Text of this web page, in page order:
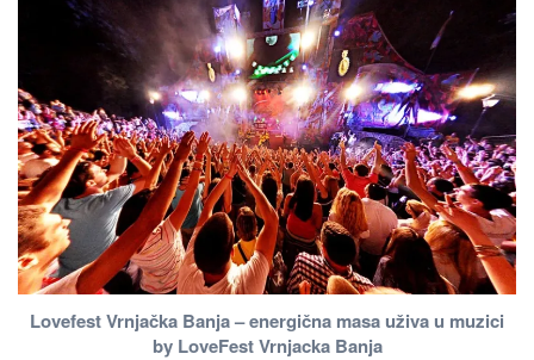
Lovefest Vrnjačka Banja – energična masa uživa u muzici
by LoveFest Vrnjacka Banja